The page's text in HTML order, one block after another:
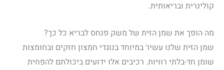
קולינרית ובריאותית.
מה הופך את שמן הזית של משק פנחס לבריא כל כך?
שמן הזית שלנו עשיר במיוחד בנוגדי חמצון חזקים ובחומצות
שומן חד-בלתי רוויות. רכיבים אלו ידועים ביכולתם להפחית